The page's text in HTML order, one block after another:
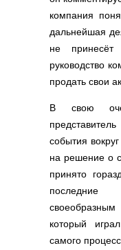
компания
дальнейшая
не принесёт
руководство
продать свои
В свою
события
на решение о
принято
который
самого